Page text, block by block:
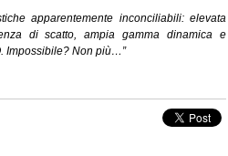
apparentemente inconciliabili: elevata
di scatto, ampia gamma dinamica e
Impossibile? Non più…”